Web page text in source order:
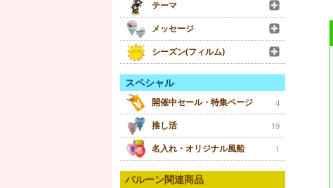
テーマ
メッセージ
シーズン(フィルム)
スペシャル
開催中セール・特集ページ 4
推し活 19
名入れ・オリジナル風船 1
バルーン関連商品